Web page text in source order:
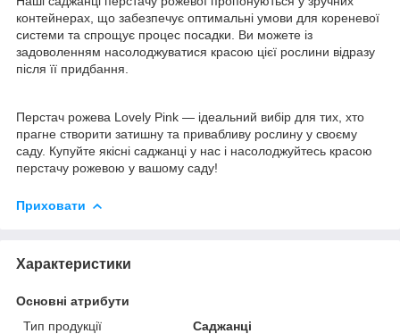
контейнерах, що забезпечує оптимальні умови для кореневої
системи та спрощує процес посадки. Ви можете із
задоволенням насолоджуватися красою цієї рослини відразу
після її придбання.
Перстач рожева Lovely Pink — ідеальний вибір для тих, хто
прагне створити затишну та привабливу рослину у своєму
саду. Купуйте якісні саджанці у нас і насолоджуйтесь красою
перстачу рожевою у вашому саду!
Приховати
Характеристики
Основні атрибути
Тип продукції
Саджанці